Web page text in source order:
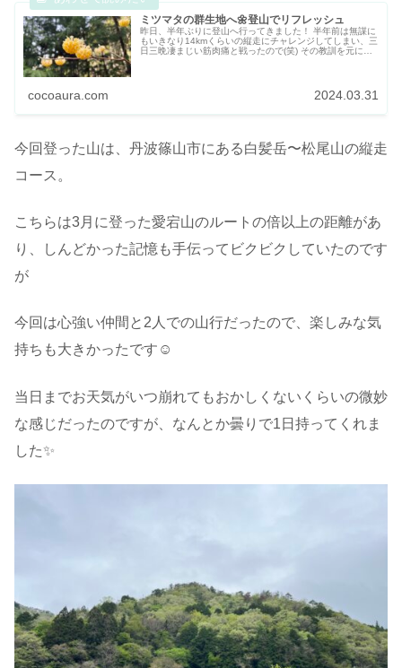
ミツマタの群生地へ🌼登山でリフレッシュ
昨日、半年ぶりに登山へ行ってきました！ 半年前は無謀に
もいきなり14kmくらいの縦走にチャレンジしてしまい、三
日三晩凄まじい筋肉痛と戦ったので(笑) その教訓を元に、
cocoaura.com 2024.03.31
今回登った山は、丹波篠山市にある白髪岳〜松尾山の縦走
コース。
こちらは3月に登った愛宕山のルートの倍以上の距離があ
り、しんどかった記憶も手伝ってビクビクしていたのです
が
今回は心強い仲間と2人での山行だったので、楽しみな気
持ちも大きかったです☺️
当日までお天気がいつ崩れてもおかしくないくらいの微妙
な感じだったのですが、なんとか曇りで1日持ってくれま
した✨